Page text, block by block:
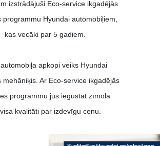
izstrādājuši Eco-service ikgadējās
programmu Hyundai automobiļiem,
kas vecāki par 5 gadiem.
apkopi veiks Hyundai
mehāniķis. Ar Eco-service ikgadējās
programmu jūs iegūstat zīmola
kvalitāti par izdevīgu cenu.